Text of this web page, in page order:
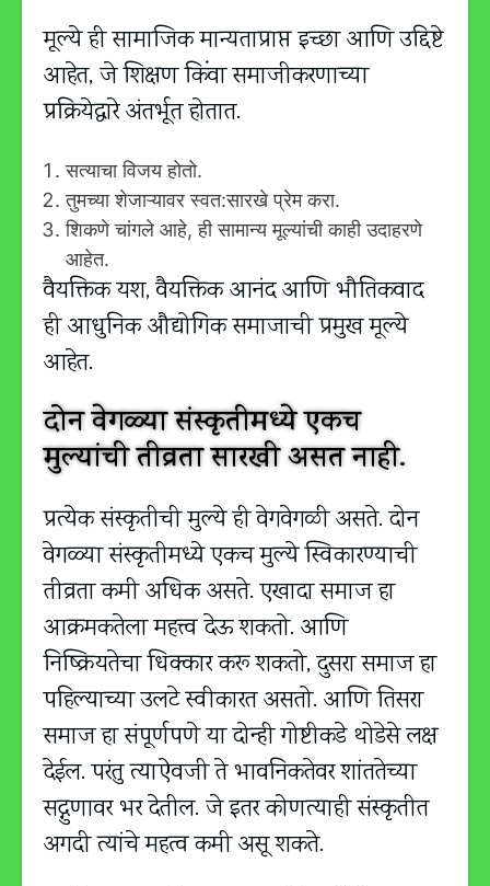
मूल्ये ही सामाजिक मान्यताप्राप्त इच्छा आणि उद्दिष्टे
आहेत, जे शिक्षण किंवा समाजीकरणाच्या
प्रक्रियेद्वारे अंतर्भूत होतात.
सत्याचा विजय होतो.
तुमच्या शेजाऱ्यावर स्वत:सारखे प्रेम करा.
शिकणे चांगले आहे, ही सामान्य मूल्यांची काही उदाहरणे
आहेत.
वैयक्तिक यश, वैयक्तिक आनंद आणि भौतिकवाद
ही आधुनिक औद्योगिक समाजाची प्रमुख मूल्ये
आहेत.
दोन वेगळ्या संस्कृतीमध्ये एकच
मुल्यांची तीव्रता सारखी असत नाही.
प्रत्येक संस्कृतीची मुल्ये ही वेगवेगळी असते. दोन
वेगळ्या संस्कृतीमध्ये एकच मुल्ये स्विकारण्याची
तीव्रता कमी अधिक असते. एखादा समाज हा
आक्रमकतेला महत्त्व देऊ शकतो. आणि
निष्क्रियतेचा धिक्कार करू शकतो, दुसरा समाज हा
पहिल्याच्या उलटे स्वीकारत असतो. आणि तिसरा
समाज हा संपूर्णपणे या दोन्ही गोष्टीकडे थोडेसे लक्ष
देईल. परंतु त्याऐवजी ते भावनिकतेवर शांततेच्या
सद्गुणावर भर देतील. जे इतर कोणत्याही संस्कृतीत
अगदी त्यांचे महत्व कमी असू शकते.